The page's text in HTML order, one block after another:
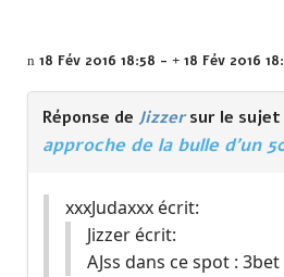
18 Fév 2016 18:58 - 18 Fév 2016
Réponse de Jizzersur le sujet
approche de la bulle d'un
xxxJudaxxx écrit:
Jizzer écrit:
AJss dans ce spot :